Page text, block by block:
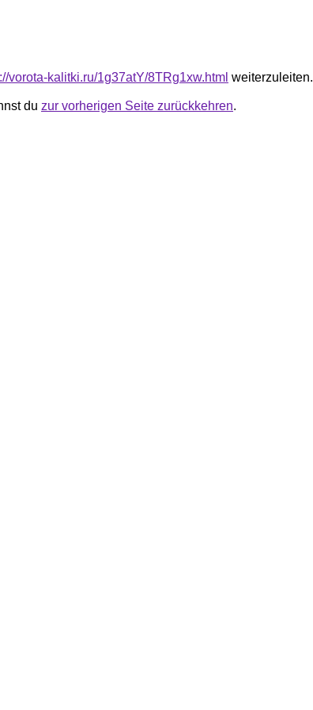
vorota-kalitki.ru/1g37atY/8TRg1xw.html weiterzuleiten.
du zur vorherigen Seite zurückkehren.